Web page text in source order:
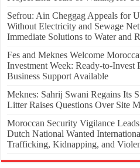
Sefrou: Ain Cheggag Appeals for
Without Electricity and Sewage
Immediate Solutions to Water and
Fes and Meknes Welcome
Investment Week: Ready-to-Invest
Business Support Available
Meknes: Sahrij Swani Regains Its
Litter Raises Questions Over Site
Moroccan Security Vigilance
Dutch National Wanted
Trafficking, Kidnapping, and